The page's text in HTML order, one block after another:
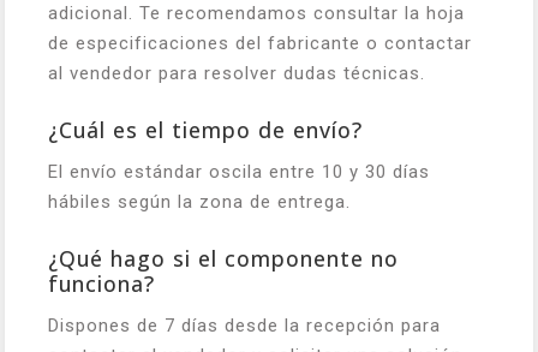
adicional. Te recomendamos consultar la hoja
de especificaciones del fabricante o contactar
al vendedor para resolver dudas técnicas.
¿Cuál es el tiempo de envío?
El envío estándar oscila entre 10 y 30 días
hábiles según la zona de entrega.
¿Qué hago si el componente no
funciona?
Dispones de 7 días desde la recepción para